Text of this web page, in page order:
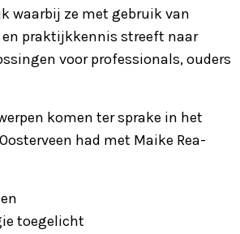
waarbij ze met gebruik van
praktijkkennis streeft naar
voor professionals, ouders
komen ter sprake in het
had met Maike Rea-
toegelicht